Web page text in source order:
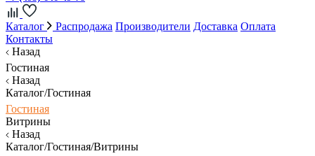
Каталог Распродажа Производители Доставка Оплата
Контакты
Назад
Гостиная
Назад
Каталог/Гостиная
Гостиная
Витрины
Назад
Каталог/Гостиная/Витрины